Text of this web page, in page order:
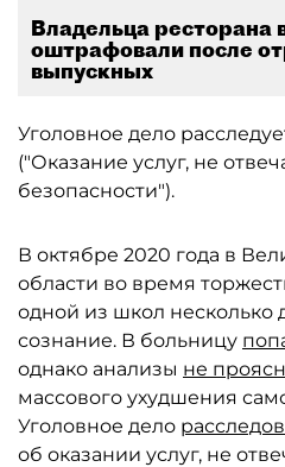
Владельца ресторана
оштрафовали после
выпускных
Уголовное дело
("Оказание услуг, не
безопасности").
В октябре 2020 года в
области во время
одной из школ несколько
сознание. В больницу
однако анализы не
массового ухудшения
Уголовное дело
об оказании услуг, не